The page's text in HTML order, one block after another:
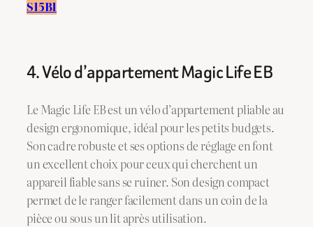
S15B1
4. Vélo d’appartement Magic Life EB
Le Magic Life EB est un vélo d’appartement pliable au
design ergonomique, idéal pour les petits budgets.
Son cadre robuste et ses options de réglage en font
un excellent choix pour ceux qui cherchent un
appareil fiable sans se ruiner. Son design compact
permet de le ranger facilement dans un coin de la
pièce ou sous un lit après utilisation.